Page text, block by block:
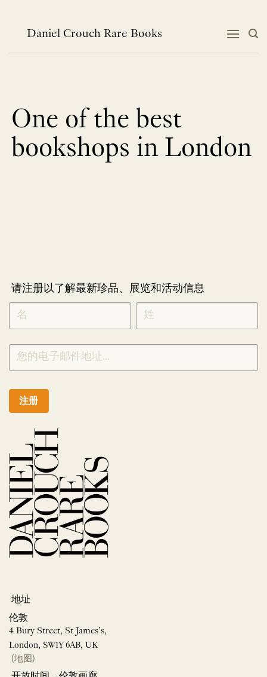
Daniel Crouch Rare Books
One of the best
bookshops in London
请注册以了解最新珍品、展览和活动信息
NEWLETTER
SIGNUP
CHINESE
*
注册
地址
伦敦
4 Bury Street, St James’s,
London, SW1Y 6AB, UK
(地图)